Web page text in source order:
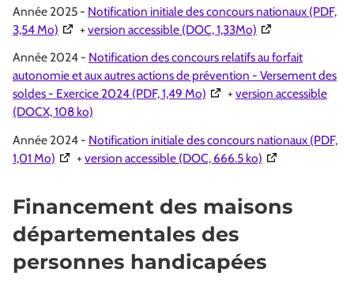
Année 2025 - Notification initiale des concours nationaux (PDF,
3,54 Mo) (Ouverture dans une nouvelle fenêtre)
+version accessible (DOC, 1,33Mo) (Ouverture dans
Année 2024 - Notification des concours relatifs au forfait
autonomie et aux autres actions de prévention - Versement des
soldes - Exercice 2024 (PDF, 1,49 Mo) (Ouverture dans une
+version accessible
(DOCX, 108 ko)
Année 2024 - Notification initiale des concours nationaux (PDF,
1,01 Mo) (Ouverture dans une nouvelle fenêtre)
+version accessible (DOC, 666.5 ko) (Ouverture dans
Financement des maisons
départementales des
personnes handicapées